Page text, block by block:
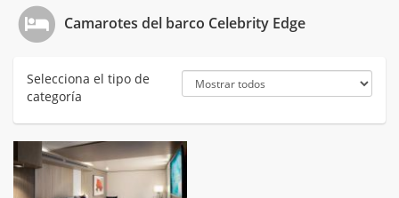
Camarotes del barco Celebrity Edge
Selecciona el tipo de
categoría